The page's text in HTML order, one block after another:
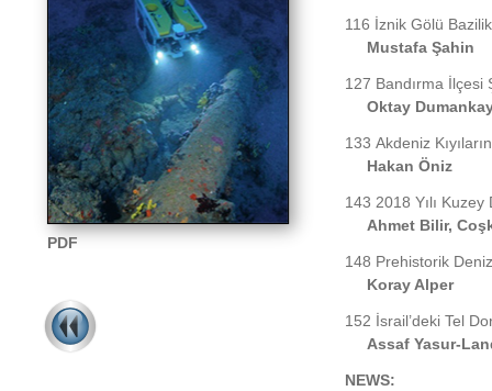
PDF
116 İznik Gölü
Mustafa Şahin
127 Bandırma İlçesi
Oktay
133 Akdeniz
Hakan Öniz
143 2018 Yılı
Ahmet Bilir,
148 Prehistorik
Koray Alper
152 İsrail’deki Tel
Assaf Yasur-
NEWS: